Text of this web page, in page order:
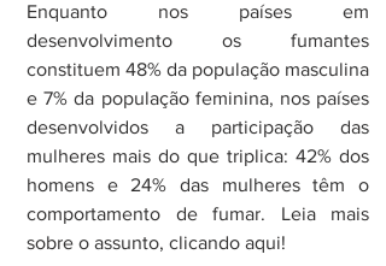
Enquanto nos países em
desenvolvimento os fumantes
constituem 48% da população masculina
e 7% da população feminina, nos países
desenvolvidos a participação das
mulheres mais do que triplica: 42% dos
homens e 24% das mulheres têm o
comportamento de fumar. Leia mais
sobre o assunto, clicando aqui!